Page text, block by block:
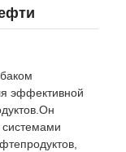
эффективной